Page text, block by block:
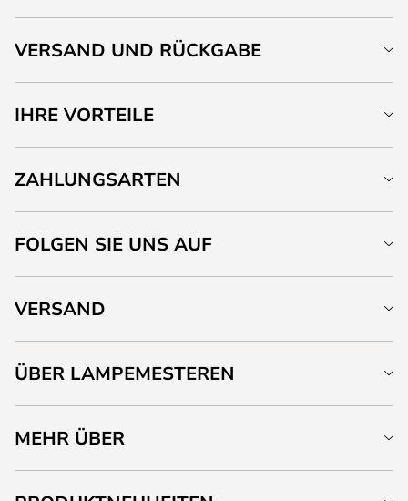
VERSAND UND RÜCKGABE
IHRE VORTEILE
ZAHLUNGSARTEN
FOLGEN SIE UNS AUF
VERSAND
ÜBER LAMPEMESTEREN
MEHR ÜBER